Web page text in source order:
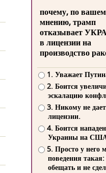
почему, по
мнению, трамп
отказывает
в лицензии на
производство
1. Уважает
2. Боится
эскалацию
3. Никому не
лицензии.
4. Боится
Украины на
5. Просто у него
поведения такая:
обещать и не